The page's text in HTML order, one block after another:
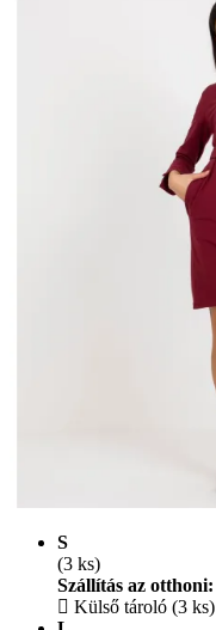
S
(3 ks)
Szállítás az otthoni:
Külső tároló (3 ks)